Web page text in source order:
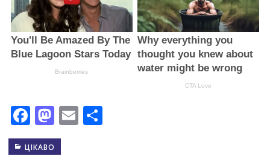
Facebook
Mastodon
EmailПоділитися
ЦІКАВО